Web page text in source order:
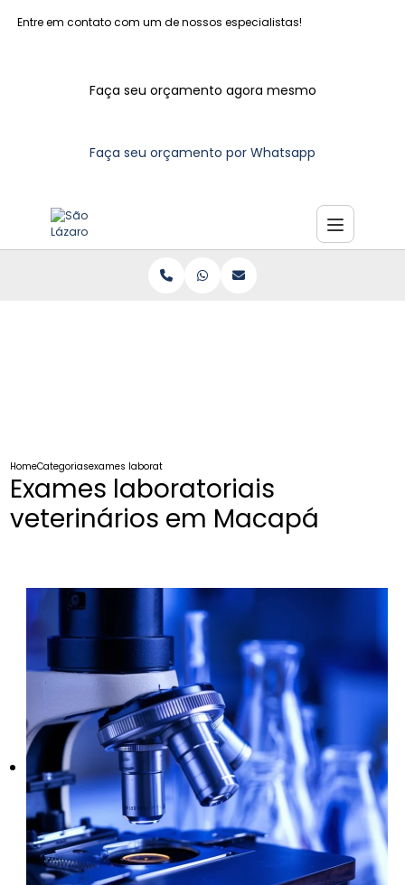
Entre em contato com um de nossos especialistas!
Faça seu orçamento agora mesmo
Faça seu orçamento por Whatsapp
HomeCategoriasexames laboratoriais veterinarios macapa
Exames laboratoriais
veterinários em Macapá